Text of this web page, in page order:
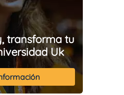
transforma tu
Uk